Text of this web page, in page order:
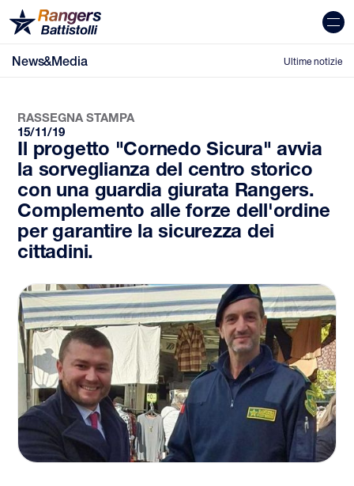
News&Media Ultime notizie
RASSEGNA STAMPA
15/11/19
Il progetto "Cornedo Sicura" avvia
la sorveglianza del centro storico
con una guardia giurata Rangers.
Complemento alle forze dell'ordine
per garantire la sicurezza dei
cittadini.